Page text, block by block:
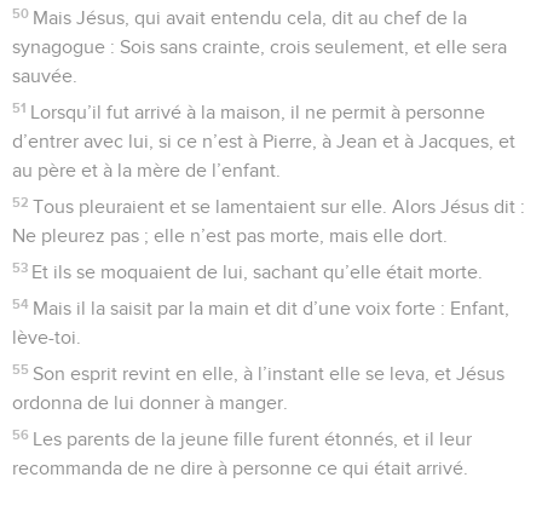
50 Mais Jésus, qui avait entendu cela, dit au chef de la
synagogue : Sois sans crainte, crois seulement, et elle sera
sauvée.
51 Lorsqu’il fut arrivé à la maison, il ne permit à personne
d’entrer avec lui, si ce n’est à Pierre, à Jean et à Jacques, et
au père et à la mère de l’enfant.
52 Tous pleuraient et se lamentaient sur elle. Alors Jésus dit :
Ne pleurez pas ; elle n’est pas morte, mais elle dort.
53 Et ils se moquaient de lui, sachant qu’elle était morte.
54 Mais il la saisit par la main et dit d’une voix forte : Enfant,
lève-toi.
55 Son esprit revint en elle, à l’instant elle se leva, et Jésus
ordonna de lui donner à manger.
56 Les parents de la jeune fille furent étonnés, et il leur
recommanda de ne dire à personne ce qui était arrivé.